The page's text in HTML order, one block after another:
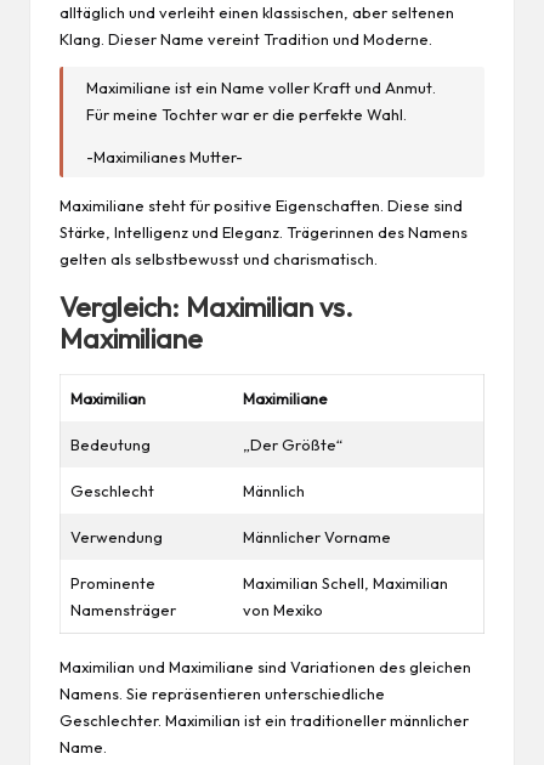
alltäglich und verleiht einen klassischen, aber seltenen
Klang. Dieser Name vereint Tradition und Moderne.
Maximiliane ist ein Name voller Kraft und Anmut.
Für meine Tochter war er die perfekte Wahl.
-Maximilianes Mutter-
Maximiliane steht für positive Eigenschaften. Diese sind
Stärke, Intelligenz und Eleganz. Trägerinnen des Namens
gelten als selbstbewusst und charismatisch.
Vergleich: Maximilian vs.
Maximiliane
Maximilian Maximiliane
Bedeutung „Der Größte“
Geschlecht Männlich
Verwendung Männlicher Vorname
Prominente
Namensträger
Maximilian Schell, Maximilian
von Mexiko
Maximilian und Maximiliane sind Variationen des gleichen
Namens. Sie repräsentieren unterschiedliche
Geschlechter. Maximilian ist ein traditioneller männlicher
Name.